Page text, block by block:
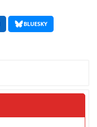
BLUESKY